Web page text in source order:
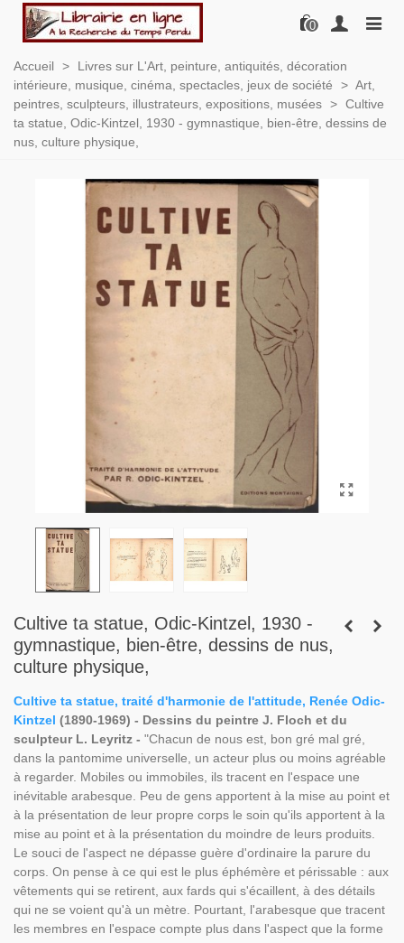
0
Accueil >
Livres sur L'Art, peinture, antiquités, décoration
intérieure, musique, cinéma, spectacles, jeux de société
> Art,
peintres, sculpteurs, illustrateurs, expositions, musées > Cultive
ta statue, Odic-Kintzel, 1930 - gymnastique, bien-être, dessins de
nus, culture physique,
Cultive ta statue, Odic-Kintzel, 1930 -
gymnastique, bien-être, dessins de nus,
culture physique,
Cultive ta statue, traité d'harmonie de l'attitude, Renée Odic-
Kintzel (1890-1969) - Dessins du peintre J. Floch et du
sculpteur L. Leyritz - "Chacun de nous est, bon gré mal gré,
dans la pantomime universelle, un acteur plus ou moins agréable
à regarder. Mobiles ou immobiles, ils tracent en l'espace une
inévitable arabesque. Peu de gens apportent à la mise au point et
à la présentation de leur propre corps le soin qu'ils apportent à la
mise au point et à la présentation du moindre de leurs produits.
Le souci de l'aspect ne dépasse guère d'ordinaire la parure du
corps. On pense à ce qui est le plus éphémère et périssable : aux
vêtements qui se retirent, aux fards qui s'écaillent, à des détails
qui ne se voient qu'à un mètre. Pourtant, l'arabesque que tracent
les membres en l'espace compte plus dans l'aspect que la forme